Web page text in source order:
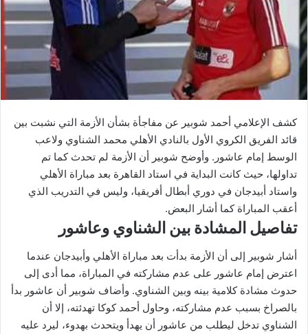
كشف الإعلامي أحمد شوبير عن مفاجأة بشأن الأزمة التي نشبت بين
قائد الفريق الكروي الأول بالنادي الأهلي محمد الشناوي ولاعب
الوسط إمام عاشور. وأوضح شوبير أن الأزمة لم تحدث كما تم
تداولها، حيث كانت البداية في استاد القاهرة بعد مباراة الأهلي
واستاد أبيدجان في دوري أبطال أفريقيا، وليس في التدريب الذي
أعقب المباراة كما أشار البعض.
تفاصيل المشادة بين الشناوي وعاشور
أشار شوبير إلى أن الأزمة بدأت بعد مباراة الأهلي وأبيدجان عندما
اعترض إمام عاشور على عدم مشاركته في المباراة، مما أدى إلى
حدوث مشادة كلامية بينه وبين الشناوي. وأضاف شوبير أن عاشور بدأ
بالصراخ بسبب عدم مشاركته، وحاول أحمد كوكا تهدئته، إلا أن
الشناوي تدخل ليطلب من عاشور أن يهدأ ويتحدث بهدوء، ليرد عليه